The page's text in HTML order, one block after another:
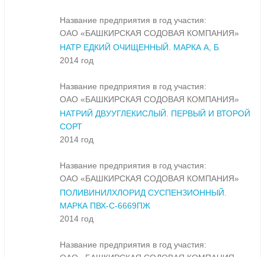
Название предприятия в год участия:
ОАО «БАШКИРСКАЯ СОДОВАЯ КОМПАНИЯ»
НАТР ЕДКИЙ ОЧИЩЕННЫЙ. МАРКА А, Б
2014 год
Название предприятия в год участия:
ОАО «БАШКИРСКАЯ СОДОВАЯ КОМПАНИЯ»
НАТРИЙ ДВУУГЛЕКИСЛЫЙ. ПЕРВЫЙ И ВТОРОЙ
СОРТ
2014 год
Название предприятия в год участия:
ОАО «БАШКИРСКАЯ СОДОВАЯ КОМПАНИЯ»
ПОЛИВИНИЛХЛОРИД СУСПЕНЗИОННЫЙ.
МАРКА ПВХ-С-6669ПЖ
2014 год
Название предприятия в год участия: